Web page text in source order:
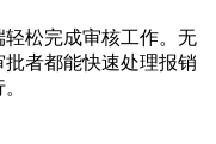
松完成审核工作。无
者都能快速处理报销